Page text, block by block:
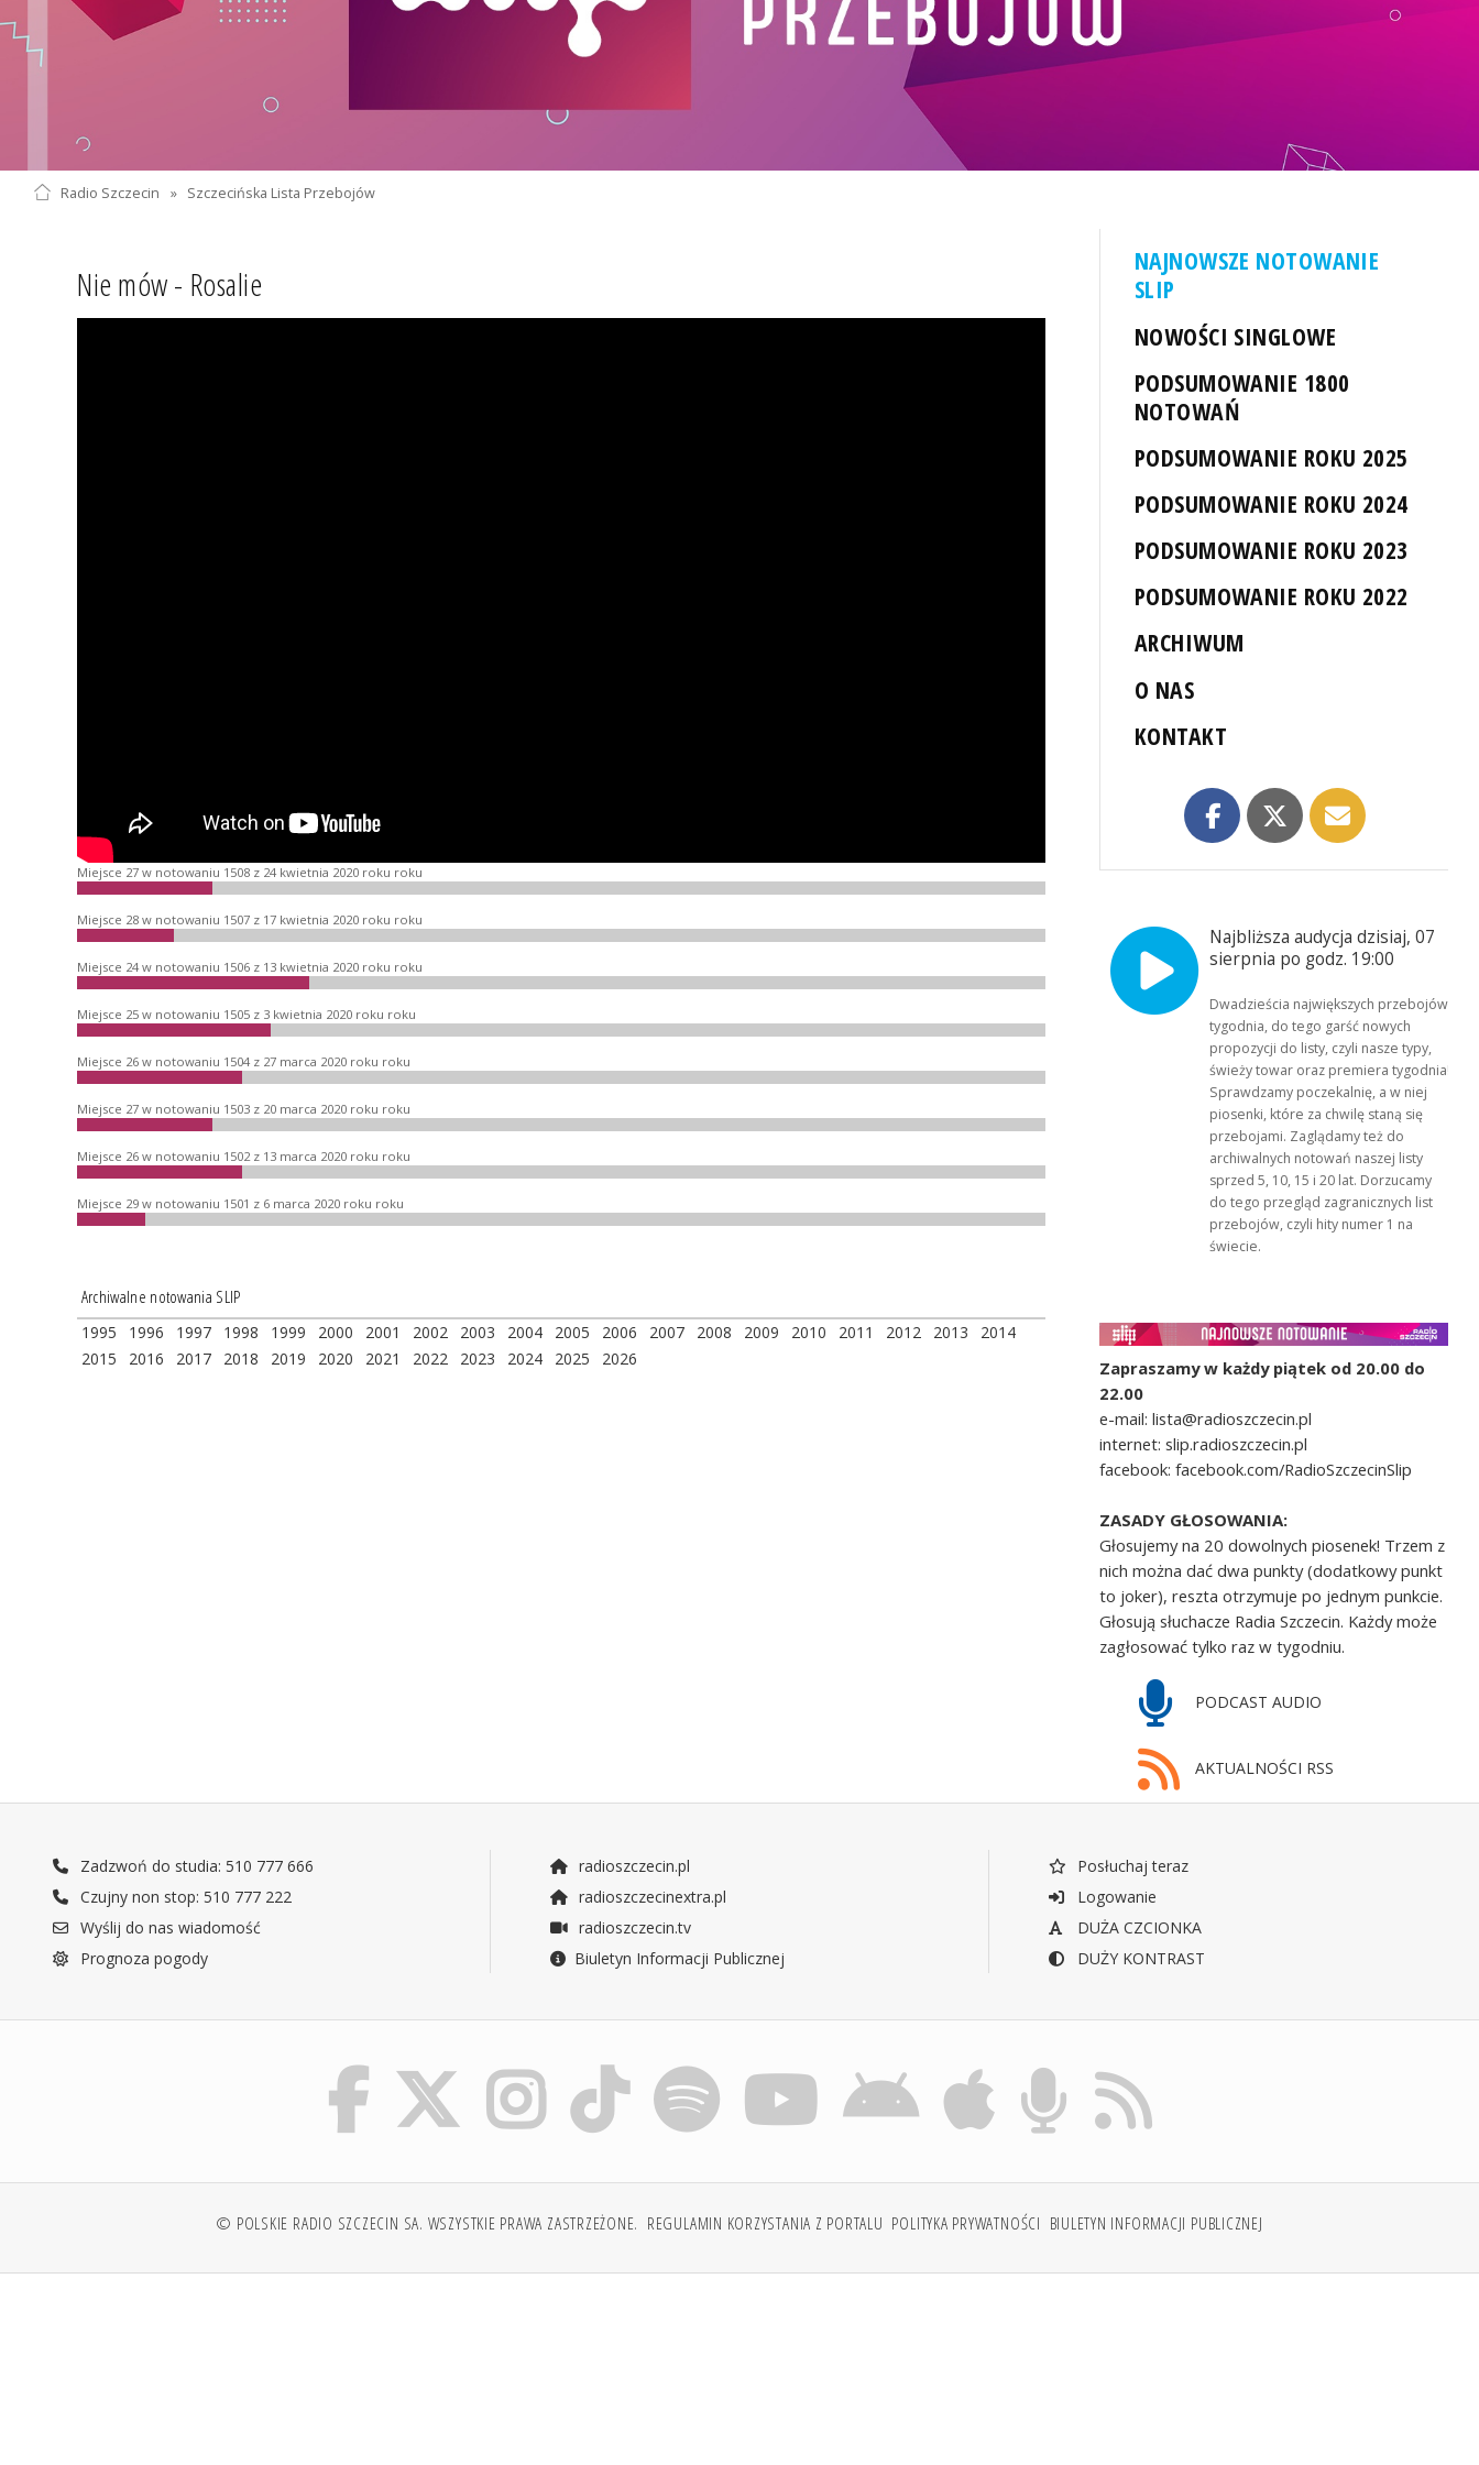
Radio Szczecin » Szczecińska Lista Przebojów
Nie mów - Rosalie
Miejsce 27 w notowaniu 1508 z 24 kwietnia 2020 roku roku
Miejsce 28 w notowaniu 1507 z 17 kwietnia 2020 roku roku
Miejsce 24 w notowaniu 1506 z 13 kwietnia 2020 roku roku
Miejsce 25 w notowaniu 1505 z 3 kwietnia 2020 roku roku
Miejsce 26 w notowaniu 1504 z 27 marca 2020 roku roku
Miejsce 27 w notowaniu 1503 z 20 marca 2020 roku roku
Miejsce 26 w notowaniu 1502 z 13 marca 2020 roku roku
Miejsce 29 w notowaniu 1501 z 6 marca 2020 roku roku
Archiwalne notowania SLIP
1995 1996 1997 1998 1999 2000 2001 2002 2003 2004 2005 2006 2007 2008 2009 2010 2011 2012 2013
2014
2015
2016 2017 2018 2019 2020 2021 2022 2023 2024 2025 2026
NAJNOWSZE NOTOWANIE
SLIP
NOWOŚCI SINGLOWE
PODSUMOWANIE 1800
NOTOWAŃ
PODSUMOWANIE ROKU 2025
PODSUMOWANIE ROKU 2024
PODSUMOWANIE ROKU 2023
PODSUMOWANIE ROKU 2022
ARCHIWUM
O NAS
KONTAKT
Najbliższa audycja dzisiaj, 07
sierpnia po godz. 19:00
Dwadzieścia największych przebojów
tygodnia, do tego garść nowych
propozycji do listy, czyli nasze typy,
świeży towar oraz premiera tygodnia!
Sprawdzamy poczekalnię, a w niej
piosenki, które za chwilę staną się
przebojami. Zaglądamy też do
archiwalnych notowań naszej listy
sprzed 5, 10, 15 i 20 lat. Dorzucamy
do tego przegląd zagranicznych list
przebojów, czyli hity numer 1 na
świecie.
Zapraszamy w każdy piątek od 20.00 do
22.00
e-mail: lista@radioszczecin.pl
internet: slip.radioszczecin.pl
facebook: facebook.com/RadioSzczecinSlip
ZASADY GŁOSOWANIA:
Głosujemy na 20 dowolnych piosenek! Trzem z
nich można dać dwa punkty (dodatkowy punkt
to joker), reszta otrzymuje po jednym punkcie.
Głosują słuchacze Radia Szczecin. Każdy może
zagłosować tylko raz w tygodniu.
PODCAST AUDIO
AKTUALNOŚCI RSS
Zadzwoń do studia: 510 777 666
Czujny non stop: 510 777 222
Wyślij do nas wiadomość
Prognoza pogody
radioszczecin.pl
radioszczecinextra.pl
radioszczecin.tv
Biuletyn Informacji Publicznej
Posłuchaj teraz
Logowanie
DUŻA CZCIONKA
DUŻY KONTRAST
© POLSKIE RADIO SZCZECIN SA. WSZYSTKIE PRAWA ZASTRZEŻONE. REGULAMIN KORZYSTANIA Z PORTALU POLITYKA PRYWATNOŚCI BIULETYN INFORMACJI PUBLICZNEJ